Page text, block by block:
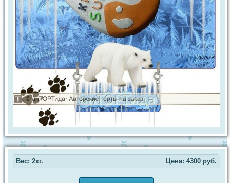
Вес: 2кг. Цена: 4300 руб.